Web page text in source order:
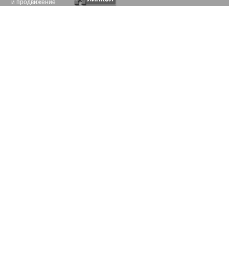
и продвижение